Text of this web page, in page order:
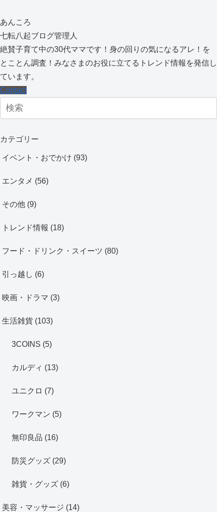
あんころ
七転八起ブログ管理人
絶賛子育て中の30代ママです！身の回りの気になるアレ！を
とことん調査！みなさまのお役に立てるトレンド情報を発信し
ています。
Contact
カテゴリー
イベント・おでかけ (93)
エンタメ (56)
その他 (9)
トレンド情報 (18)
フード・ドリンク・スイーツ (80)
引っ越し (6)
映画・ドラマ (3)
生活雑貨 (103)
3COINS (5)
カルディ (13)
ユニクロ (7)
ワークマン (5)
無印良品 (16)
防災グッズ (29)
雑貨・グッズ (6)
美容・マッサージ (14)